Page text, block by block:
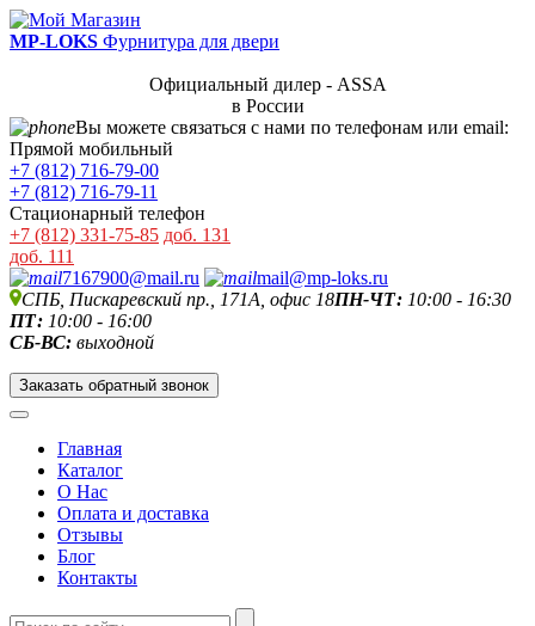
MP-LOKS Фурнитура для двери
Официальный дилер - ASSA
в России
Вы можете связаться с нами по телефонам или email:
Прямой мобильный
+7 (812) 716-79-00
+7 (812) 716-79-11
Стационарный телефон
+7 (812) 331-75-85 доб. 131
доб. 111
7167900@mail.ru
mail@mp-loks.ru
СПБ, Пискаревский пр., 171А, офис 18ПН-ЧТ: 10:00 - 16:30
ПТ: 10:00 - 16:00
СБ-ВС: выходной
Заказать обратный звонок
Главная
Каталог
О Нас
Оплата и доставка
Отзывы
Блог
Контакты